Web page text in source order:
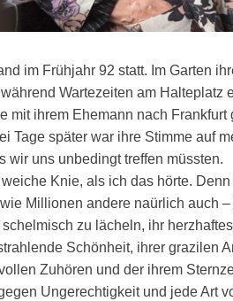
im Frühjahr 92 statt. Im Garten
Wartezeiten am
mit ihrem Ehemann nach
Tage später war ihre Stimme auf
wir uns unbedingt treffen müssten.
Knie, als ich das hörte.
Millionen andere naürlich auch
zu lächeln, ihr
Schönheit, ihrer grazilen
Zuhören und der ihrem
Ungerechtigkeit und jede Art